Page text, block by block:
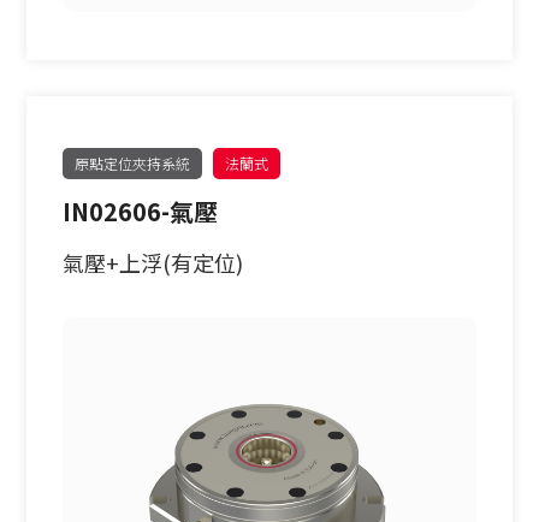
原點定位夾持系統 法蘭式
IN02606-氣壓
氣壓+上浮(有定位)